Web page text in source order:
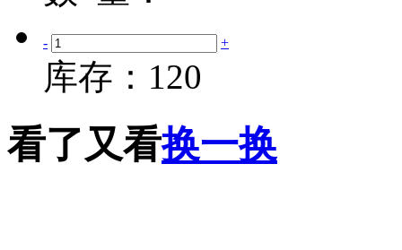
- +
库存： 120
看了又看换一换